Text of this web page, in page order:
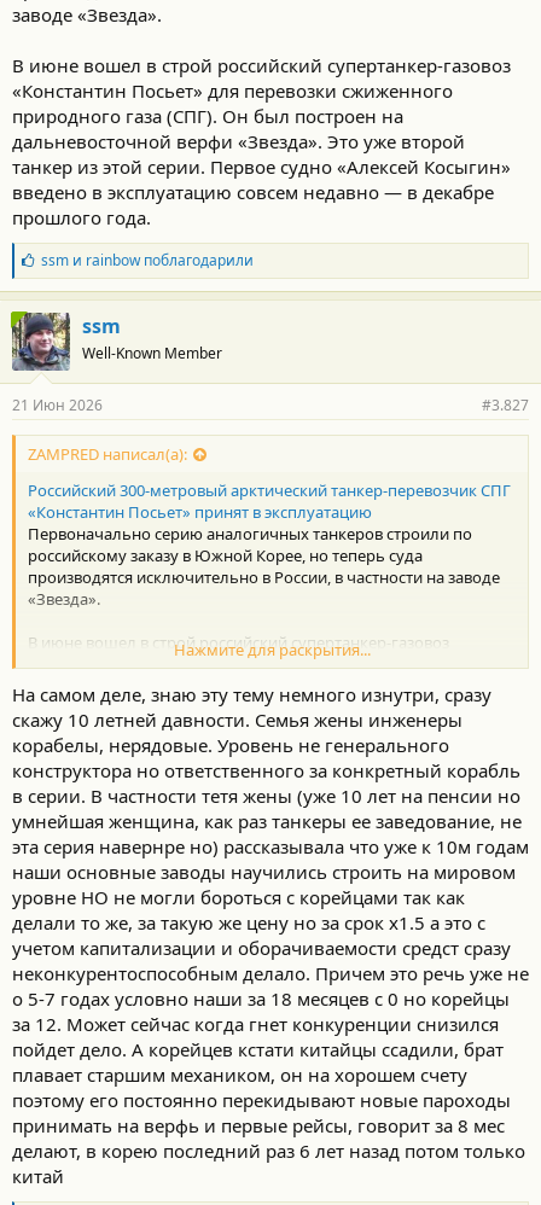
заводе «Звезда».
В июне вошел в строй российский супертанкер-газовоз
«Константин Посьет» для перевозки сжиженного
природного газа (СПГ). Он был построен на
дальневосточной верфи «Звезда». Это уже второй
танкер из этой серии. Первое судно «Алексей Косыгин»
введено в эксплуатацию совсем недавно — в декабре
прошлого года.
Б
л
а
г
о
д
а
р
н
о
с
и
:
ssmи rainbowпоблагодарили
ssm
Well-Known Member
21 Июн 2026 #3.827
ZAMPRED написал(а):
Российский 300-метровый арктический танкер-перевозчик СПГ
«Константин Посьет» принят в эксплуатацию
Первоначально серию аналогичных танкеров строили по
российскому заказу в Южной Корее, но теперь суда
производятся исключительно в России, в частности на заводе
«Звезда».
В июне вошел в строй российский супертанкер-газовоз
«Константин Посьет» для перевозки сжиженного природного
«Звезда». Это уже второй танкер из этой серии. Первое судно
«Алексей Косыгин» введено в эксплуатацию совсем недавно —
в декабре прошлого года.
Нажмите для раскрытия...
На самом деле, знаю эту тему немного изнутри, сразу
скажу 10 летней давности. Семья жены инженеры
корабелы, нерядовые. Уровень не генерального
конструктора но ответственного за конкретный корабль
в серии. В частности тетя жены (уже 10 лет на пенсии но
умнейшая женщина, как раз танкеры ее заведование, не
эта серия навернре но) рассказывала что уже к 10м годам
наши основные заводы научились строить на мировом
уровне НО не могли бороться с корейцами так как
делали то же, за такую же цену но за срок x1.5 а это с
учетом капитализации и оборачиваемости средст сразу
неконкурентоспособным делало. Причем это речь уже не
о 5-7 годах условно наши за 18 месяцев с 0 но корейцы
за 12. Может сейчас когда гнет конкуренции снизился
пойдет дело. А корейцев кстати китайцы ссадили, брат
плавает старшим механиком, он на хорошем счету
поэтому его постоянно перекидывают новые пароходы
принимать на верфь и первые рейсы, говорит за 8 мес
делают, в корею последний раз 6 лет назад потом только
китай